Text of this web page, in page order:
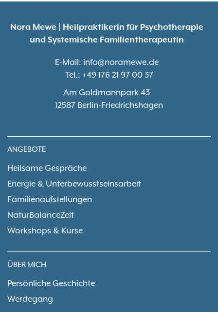
Nora Mewe | Heilpraktikerin für Psychotherapie
und Systemische Familientherapeutin
E-Mail: info@noramewe.de
Tel.: +49 176 21 97 00 37
Am Goldmannpark 43
12587 Berlin-Friedrichshagen
ANGEBOTE
Heilsame Gespräche
Energie & Unterbewusstseinsarbeit
Familienaufstellungen
NaturBalanceZeit
Workshops & Kurse
ÜBER MICH
Persönliche Geschichte
Werdegang